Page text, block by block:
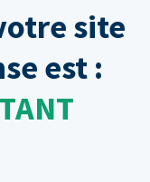
site
est :